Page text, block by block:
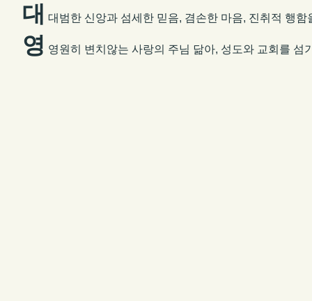
대 대범한 신앙과 섬세한 믿음, 겸손한 마음, 진취적 행함
영 영원히 변치 않는 사랑의 주님 닮아, 성도와 교회를 섬